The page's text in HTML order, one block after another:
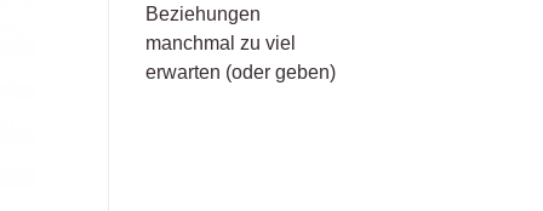
Beziehungen
manchmal zu viel
erwarten (oder geben)